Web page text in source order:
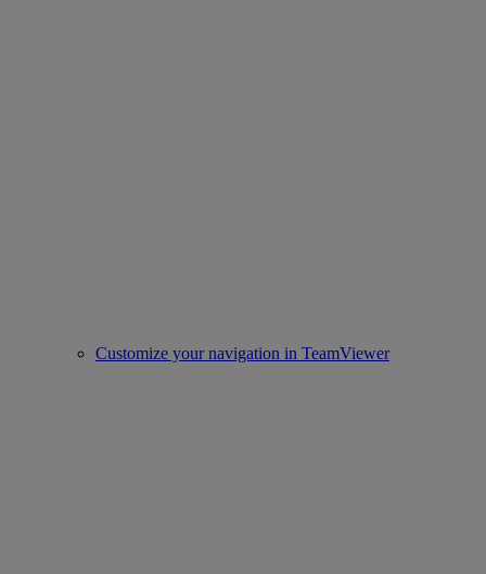
Customize your navigation in TeamViewer